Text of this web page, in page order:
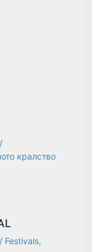
/
кралство
/ Festivals,